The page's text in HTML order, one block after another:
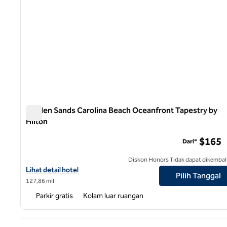
Golden Sands Carolina Beach Oceanfront Tapestry by
Hilton
Lihat detail hotel untuk Golden Sands Carolina Beach
Lihat detail hotel
127,86 mil
Dari* $165
Diskon Honors Tidak dapat
Pilih Tanggal
Parkir gratis Kolam luar ruangan